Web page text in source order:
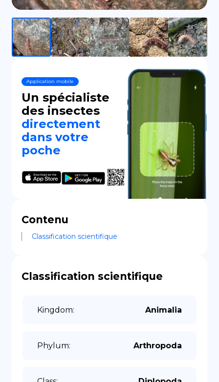
Application mobile
Un spécialiste
des insectes
directement
dans votre
poche
Contenu
Classification scientifique
Classification scientifique
Kingdom: Animalia
Phylum: Arthropoda